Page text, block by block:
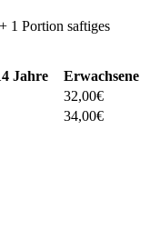
1 Portion saftiges
Jahre
Erwachsene
32,00€
34,00€